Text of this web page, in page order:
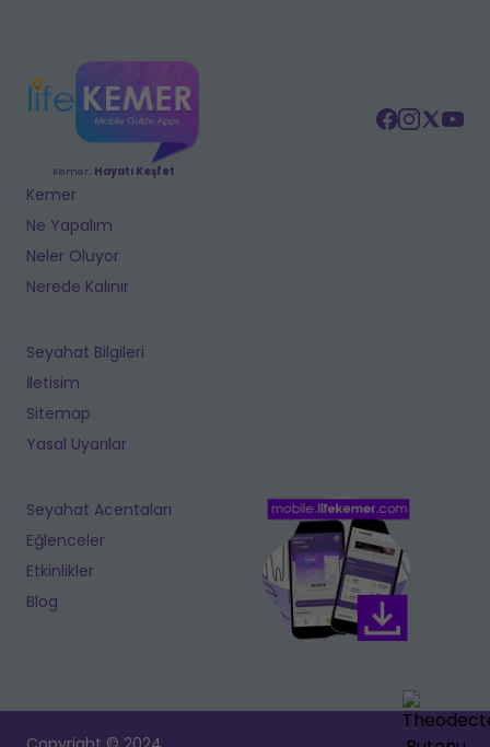
Kemer. Hayatı Keşfet
Kemer
Ne Yapalım
Neler Oluyor
Nerede Kalınır
Seyahat Bilgileri
İletisim
Sitemap
Yasal Uyarılar
Seyahat Acentaları
Eğlenceler
Etkinlikler
Blog